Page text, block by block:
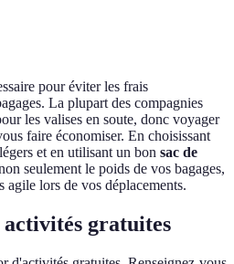
pour éviter les frais
La plupart des compagnies
les valises en soute, donc voyager
faire économiser. En choisissant
et en utilisant un bon sac de
seulement le poids de vos bagages,
agile lors de vos déplacements.
activités gratuites